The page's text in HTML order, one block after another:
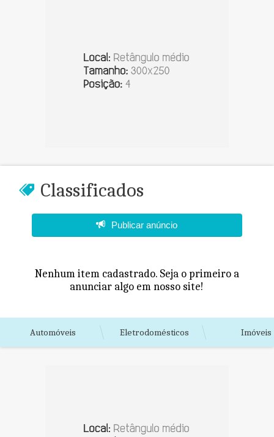
Classificados
Publicar anúncio
Nenhum item cadastrado. Seja o primeiro a
anunciar algo em nosso site!
Automóveis Eletrodomésticos Imóveis